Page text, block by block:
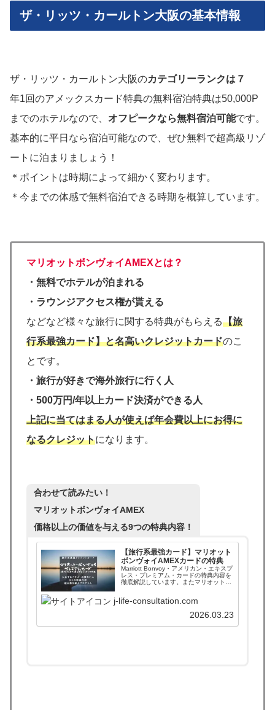
ザ・リッツ・カールトン大阪の基本情報
ザ・リッツ・カールトン大阪のカテゴリーランクは７
年1回のアメックスカード特典の無料宿泊特典は50,000P
までのホテルなので、 オフピークなら無料宿泊可能です。
基本的に平日なら宿泊可能なので、ぜひ無料で超高級リゾ
ートに泊まりましょう！
＊ポイントは時期によって細かく変わります。
＊今までの体感で無料宿泊できる時期を概算しています。
マリオットボンヴォイAMEXとは？
・無料でホテルが泊まれる
・ラウンジアクセス権が貰える
などなど様々な旅行に関する特典がもらえる【旅
行系最強カード】と名高いクレジットカードのこ
とです。
・ 旅行が好きで海外旅行に行く人
・ 500万円/年以上カード決済ができる人
上記に当てはまる人が使えば年会費以上にお得に
なるクレジットになります。
合わせて読みたい！
マリオットボンヴォイAMEX
価格以上の価値を与える9つの特典内容！
【旅行系最強カード】マリオット
ボンヴォイAMEXカードの特典
Marriott Bonvoy・アメリカン・エキスプ
レス・プレミアム・カードの特典内容を
徹底解説しています。またマリオットス
AMEXカードを使うべき人やおすすめす
j-life-consultation.com
2026.03.23